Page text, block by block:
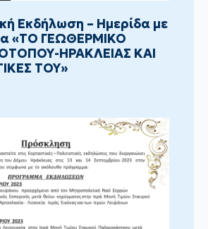
Εκδήλωση – Ημερίδα με
«ΤΟ ΓΕΩΘΕΡΜΙΚΟ
ΗΡΑΚΛΕΙΑΣ ΚΑΙ
ΤΟΥ»